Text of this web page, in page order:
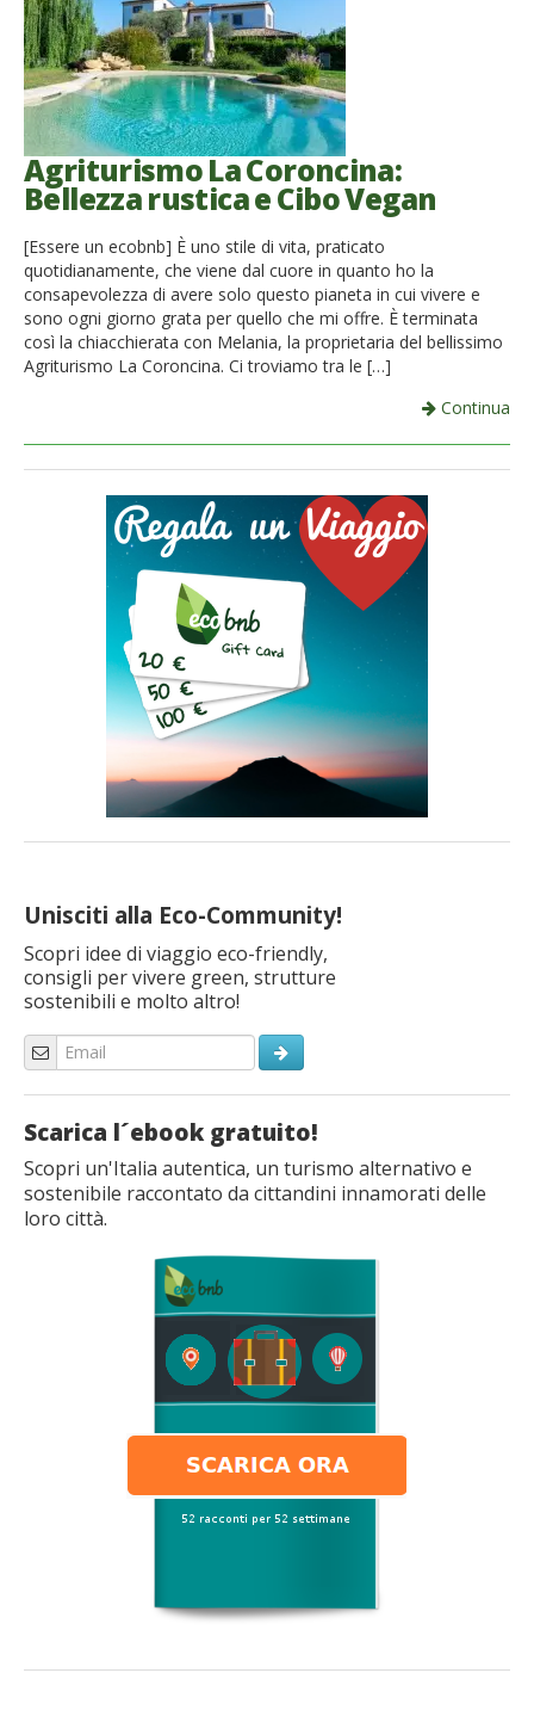
Agriturismo La Coroncina:
Bellezza rustica e Cibo Vegan
[Essere un ecobnb] È uno stile di vita, praticato
quotidianamente, che viene dal cuore in quanto ho la
consapevolezza di avere solo questo pianeta in cui vivere e
sono ogni giorno grata per quello che mi offre. È terminata
così la chiacchierata con Melania, la proprietaria del bellissimo
Agriturismo La Coroncina. Ci troviamo tra le […]
Continua
Unisciti alla Eco-Community!
Scopri idee di viaggio eco-friendly,
consigli per vivere green, strutture
sostenibili e molto altro!
Scarica l´ebook gratuito!
Scopri un'Italia autentica, un turismo alternativo e
sostenibile raccontato da cittandini innamorati delle
loro città.